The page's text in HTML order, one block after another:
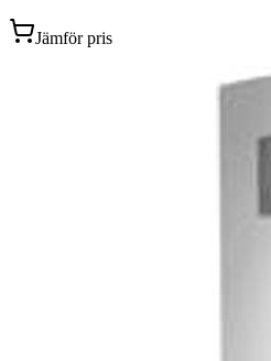
Jämför pris